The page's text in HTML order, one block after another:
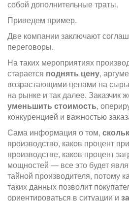
собой дополнительные траты.
Приведем пример.
Две компании заключают
переговоры.
На таких мероприятиях
старается поднять цену,
возрастающими ценами на
на рынке и так далее. Заказчик
уменьшить стоимость,
конкуренцией и важностью
Сама информация о том,
производство, каков процент
производстве, каков процент
мощностей — все это будет
тайной производителя, потому
таких данных позволит
ориентироваться в ситуации и